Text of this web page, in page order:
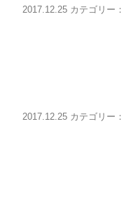
2017.12.25 カテゴリー：
2017.12.25 カテゴリー：